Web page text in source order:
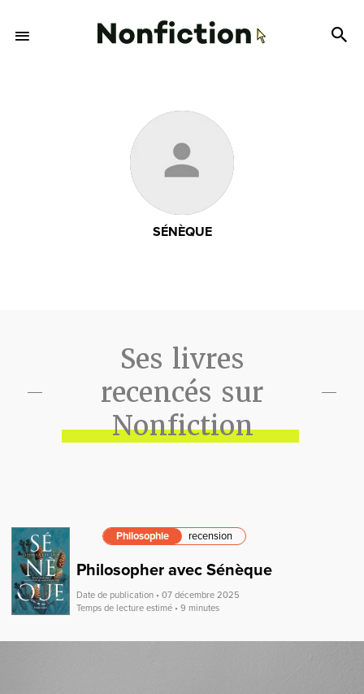
SÉNÈQUE
Ses livres
recencés sur
Nonfiction
Philosophie recension
Philosopher avec Sénèque
Date de publication • 07 décembre 2025
Temps de lecture estimé • 9 minutes